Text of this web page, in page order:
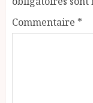
Commentaire *